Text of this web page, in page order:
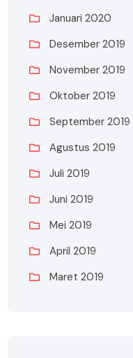
Januari 2020
Desember 2019
November 2019
Oktober 2019
September 2019
Agustus 2019
Juli 2019
Juni 2019
Mei 2019
April 2019
Maret 2019